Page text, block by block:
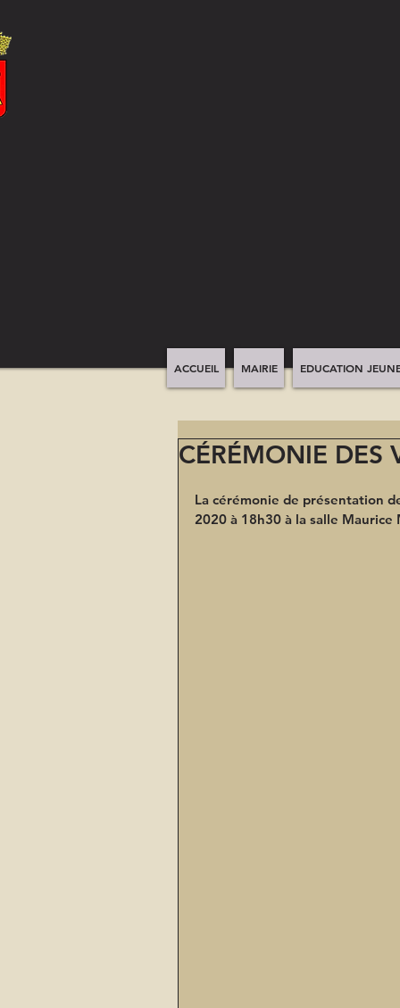
ACCUEIL MAIRIE EDUCATION
CÉRÉMONIE
La cérémonie de présentation
2020 à 18h30 à la salle Maurice